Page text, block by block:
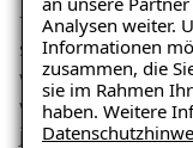
Analysen weiter.
Informationen
zusammen, die
sie im Rahmen
haben. Weitere
früh Erfahrungen
sichern: Nicht, weil
weil sie ihre Arbeit
wird nicht die KI
jemand, der die KI